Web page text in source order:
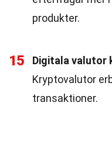
produkter.
15
Digitala valutor
Kryptovalutor
transaktioner.